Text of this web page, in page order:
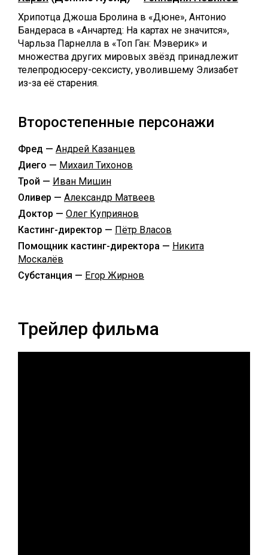
Хрипотца Джоша Бролина в «Дюне», Антонио
Бандераса в «Анчартед: На картах не значится»,
Чарльза Парнелла в «Топ Ган: Мэверик» и
множества других мировых звёзд принадлежит
телепродюсеру-сексисту, уволившему Элизабет
из-за её старения.
Второстепенные персонажи
Фред — Андрей Казанцев
Диего — Михаил Тихонов
Трой — Иван Мишин
Оливер — Александр Матвеев
Доктор — Олег Куприянов
Кастинг-директор — Пётр Власов
Помощник кастинг-директора — Никита
Москалёв
Субстанция — Егор Жирнов
Трейлер фильма